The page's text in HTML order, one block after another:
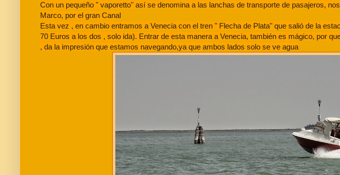
Con un pequeño " vaporetto" así se denomina a las lanchas de transporte de pasajeros,
Marco, por el gran Canal
Esta vez , en cambio entramos a Venecia con el tren " Flecha de Plata" que salió de la
70 Euros a los dos , solo ida). Entrar de esta manera a Venecia, también es mágico, por
, da la impresión que estamos navegando,ya que ambos lados solo se ve agua